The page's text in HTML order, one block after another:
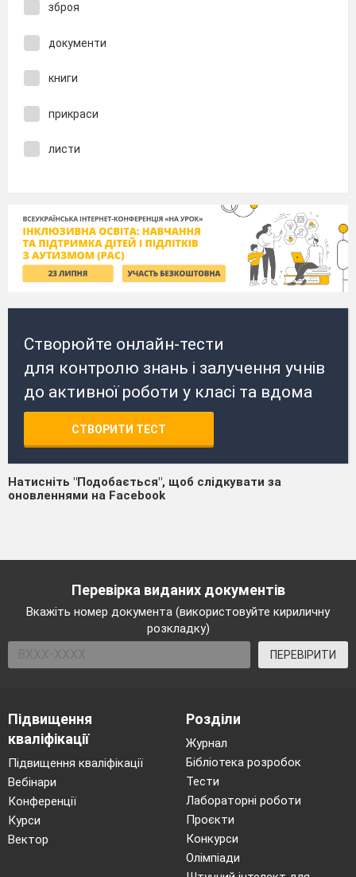
зброя
документи
книги
прикраси
листи
Створюйте онлайн-тести
для контролю знань і залучення учнів
до активної роботи у класі та вдома
СТВОРИТИ ТЕСТ
Натисніть "Подобається", щоб слідкувати за
оновленнями на Facebook
Перевірка виданих документів
Вкажіть номер документа (використовуйте кириличну
розкладку)
ПЕРЕВІРИТИ
Підвищення
кваліфікації
Підвищення кваліфікації
Вебінари
Конференції
Курси
Вектор
Розділи
Журнал
Бібліотека розробок
Тести
Лабораторні роботи
Проєкти
Конкурси
Олімпіади